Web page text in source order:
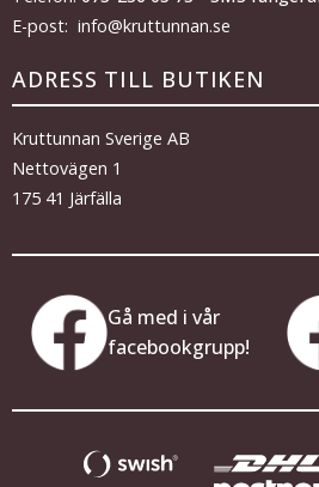
E-post: info@kruttunnan.se
ADRESS TILL BUTIKEN
Kruttunnan Sverige AB
Nettovägen 1
175 41 Järfälla
Gå med i vår
facebookgrupp!